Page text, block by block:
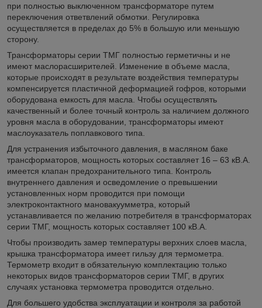
при полностью выключенном трансформаторе путем
переключения ответвлений обмотки. Регулировка
осуществляется в пределах до 5% в большую или меньшую
сторону.
Трансформаторы серии ТМГ полностью герметичны и не
имеют маслорасширителей. Изменение в объеме масла,
которые происходят в результате воздействия температуры
компенсируется пластичной деформацией гофров, которыми
оборудована емкость для масла. Чтобы осуществлять
качественный и более точный контроль за наличием должного
уровня масла в оборудовании, трансформаторы имеют
маслоуказатель поплавкового типа.
Для устранения избыточного давления, в масляном баке
трансформаторов, мощность которых составляет 16 – 63 кВ.А.
имеется клапан предохранительного типа. Контроль
внутреннего давления и осведомление о превышении
установленных норм проводится при помощи
электроконтактного мановакуумметра, который
устанавливается по желанию потребителя в трансформаторах
серии ТМГ, мощность которых составляет 100 кВ.А.
Чтобы производить замер температуры верхних слоев масла,
крышка трансформатора имеет гильзу для термометра.
Термометр входит в обязательную комплектацию только
некоторых видов трансформаторов серии ТМГ, в других
случаях установка термометра проводится отдельно.
Для большего удобства эксплуатации и контроля за работой